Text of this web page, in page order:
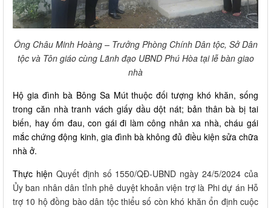
Ông Châu Minh Hoàng – Trưởng Phòng Chính Dân tộc, Sở Dân
tộc và Tôn giáo cùng Lãnh đạo UBND Phú Hòa tại lễ bàn giao
nhà
Hộ gia đình bà Bông Sa Mút thuộc đối tượng khó khăn, sống
trong căn nhà tranh vách giấy dầu dột nát; bản thân bà bị tai
biến, hay ốm đau, con gái đi làm công nhân xa nhà, cháu gái
mắc chứng động kinh, gia đình bà không đủ điều kiện sửa chữa
nhà ở.
Thực hiện Quyết định số 1550/QĐ-UBND ngày 24/5/2024 của
Ủy ban nhân dân tỉnh phê duyệt khoản viện trợ là Phi dự án Hỗ
trợ 10 hộ đồng bào dân tộc thiểu số còn khó khăn ổn định cuộc